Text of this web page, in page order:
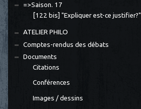
=>Saison. 17
[122 bis] "Expliquer est-ce justifier?"
ATELIER PHILO
Comptes-rendus des débats
Documents
Citations
Conférences
Images / dessins